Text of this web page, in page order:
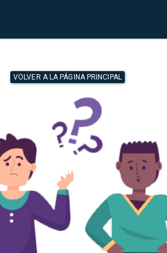
VOLVER A LA PÁGINA PRINCIPAL